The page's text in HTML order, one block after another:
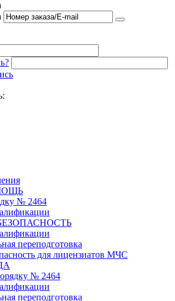
№ 2464
переподготовка
для лицензиатов МЧС
№ 2464
переподготовка